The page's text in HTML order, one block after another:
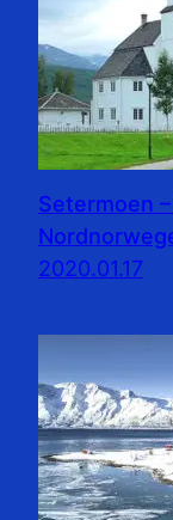
Setermoen
2020.01.17